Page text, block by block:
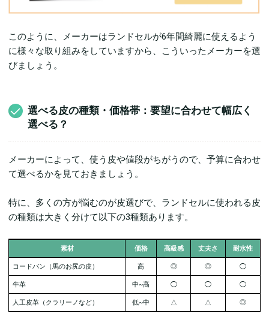
このように、メーカーはランドセルが6年間綺麗に使えるよう
に様々な取り組みをしていますから、こういったメーカーを選
びましょう。
選べる皮の種類・価格帯：要望に合わせて幅広く
選べる？
メーカーによって、使う皮や値段がちがうので、予算に合わせ
て選べるかを見ておきましょう。
特に、多くの方が悩むのが皮選びで、ランドセルに使われる皮
の種類は大きく分けて以下の3種類あります。
素材 価格 高級感 丈夫さ 耐水性
コードバン（馬のお尻の皮） 高 ◎ ◎ ◯
牛革 中~高 ◯ ◯ ◯
人工皮革（ クラリーノなど） 低~中 △ △ ◎